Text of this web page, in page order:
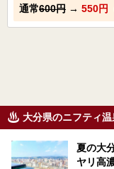
通常600円 → 550円
大分県のニフティ
夏の大
ヤリ高